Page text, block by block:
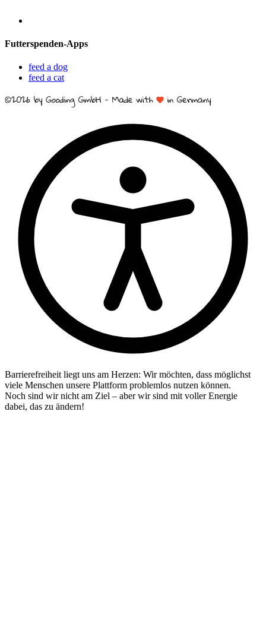
Futterspenden-Apps
feed a dog
feed a cat
Barrierefreiheit liegt uns am Herzen: Wir möchten, dass möglichst
viele Menschen unsere Plattform problemlos nutzen können.
Noch sind wir nicht am Ziel – aber wir sind mit voller Energie
dabei, das zu ändern!